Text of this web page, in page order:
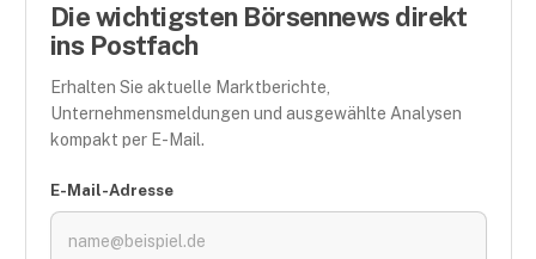
Die wichtigsten Börsennews direkt
ins Postfach
Erhalten Sie aktuelle Marktberichte,
Unternehmensmeldungen und ausgewählte Analysen
kompakt per E-Mail.
E-Mail-Adresse